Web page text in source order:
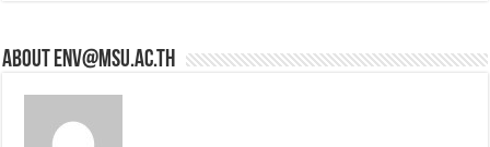
About env@msu.ac.th